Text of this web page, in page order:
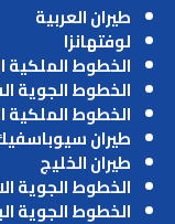
طيران العربية
لوفتهانزا
الخطوط الملكية
الخطوط الجوية
الخطوط الملكية
طيران
طيران الخليج
الخطوط الجوية
الخطوط الجوية